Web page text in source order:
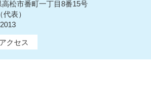
松市番町一丁目8番15号
表）
クセス